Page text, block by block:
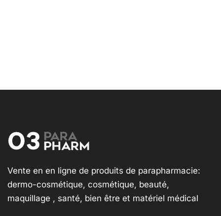
Vente en en ligne de produits de parapharmacie:
dermo-cosmétique, cosmétique, beauté,
maquillage , santé, bien être et matériel médical